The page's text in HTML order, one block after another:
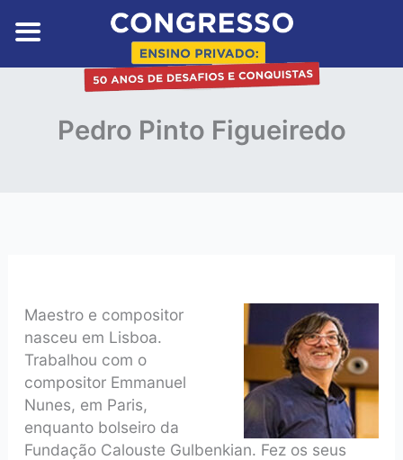
Pedro Pinto Figueiredo
Maestro e compositor
nasceu em Lisboa.
Trabalhou com o
compositor Emmanuel
Nunes, em Paris,
enquanto bolseiro da
Fundação Calouste Gulbenkian. Fez os seus